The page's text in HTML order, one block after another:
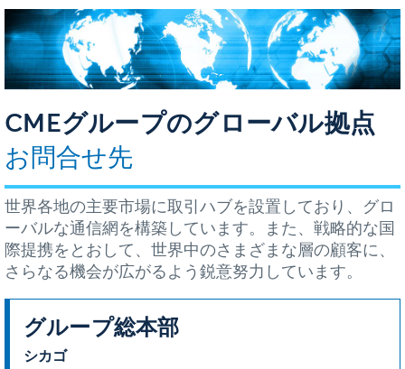
CMEグループのグローバル拠点
お問合せ先
世界各地の主要市場に取引ハブを設置しており、グロ
ーバルな通信網を構築しています。また、戦略的な国
際提携をとおして、世界中のさまざまな層の顧客に、
さらなる機会が広がるよう鋭意努力しています。
グループ総本部
シカゴ